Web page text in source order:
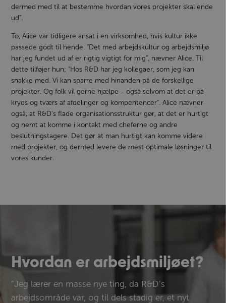
dermed med til at bestemme hvordan vores projekter skal ende
ud”.
To, Alice var tidligere ansat i en virksomhed, hvis kultur ikke
passede godt til hende. ”Det med arbejdskultur og arbejdsmiljø
har jeg fundet ud af er rigtig vigtigt for mig”, nævner Alice. Til
dette tilføjer hun; ”Hos R&D har jeg kollegaer, som jeg kan
snakke med. Vi kan sparre med hinanden på de forskellige
projekter. Og folk vil gerne hjælpe - også selvom at det er på
kryds og tværs af afdelinger og kompentencer”. Alice nævner
også, at R&D’s flade organisationsstruktur gør, at det er hurtigt
og nemt at komme i kontakt med cheferne og andre
beslutningstagere. Det gør at man hurtigt kan komme videre
med projekter, og dermed levere de mest optimale løsninger til
vores kunder.
Hvordan er arbejdsmiljøet?
”Jeg lærer en masse nye ting, da R&D’s
arbejdsområde var, og til dels stadig er, et nyt